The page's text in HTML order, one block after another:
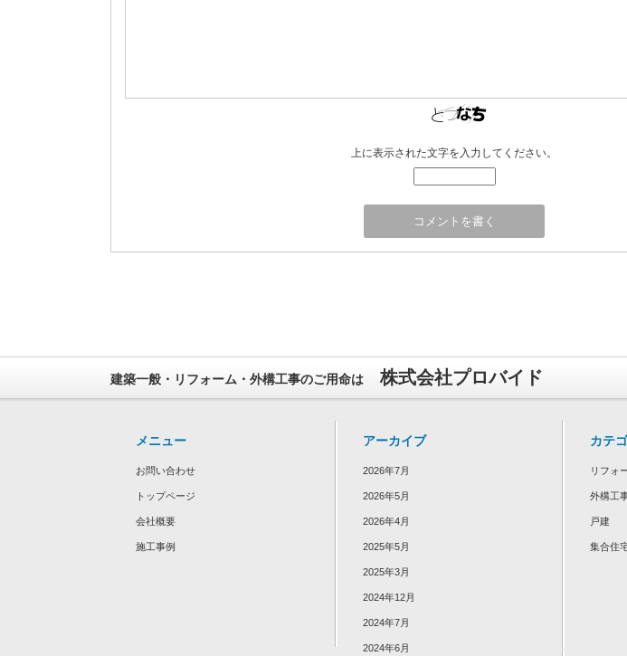
上に表示された文字を入力してください。
建築一般・リフォーム・外構工事のご用命は 株式会社プロバイド
メニュー
お問い合わせ
トップページ
会社概要
施工事例
アーカイブ
2026年7月
2026年5月
2026年4月
2025年5月
2025年3月
2024年12月
2024年7月
2024年6月
カテ
リフォ
外構工
戸建
集合住